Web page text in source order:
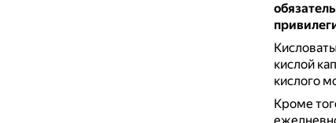
кислой
кислого
Кроме